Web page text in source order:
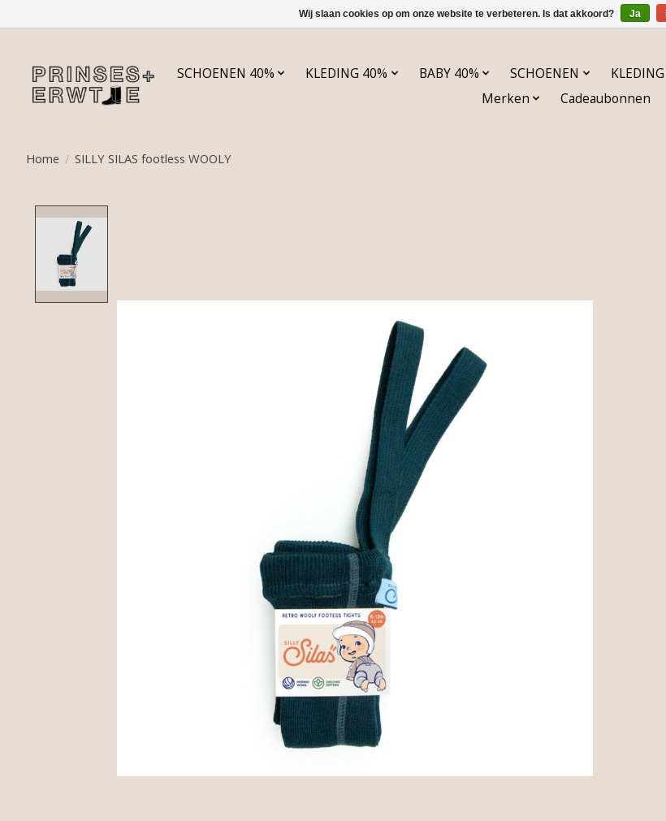
SCHOENEN 40% KLEDING 40% BABY 40% SCHOENEN KLEDING
Merken
Cadeaubonnen
Home / SILLY SILAS footless WOOLY
Wij slaan cookies op om onze website te verbeteren. Is dat akkoord? Ja